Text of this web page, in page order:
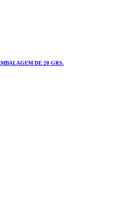
DE 20 GRS.